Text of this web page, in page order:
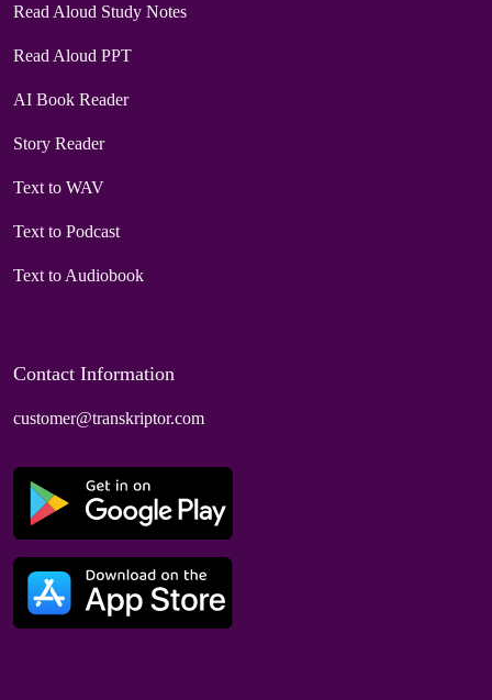
Read Aloud Study Notes
Read Aloud PPT
AI Book Reader
Story Reader
Text to WAV
Text to Podcast
Text to Audiobook
Contact Information
customer@transkriptor.com